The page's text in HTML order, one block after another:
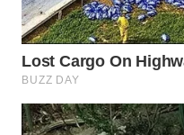
Wahana
Media
Group
NEWS